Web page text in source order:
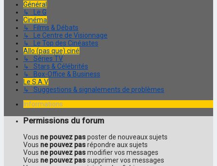
Général
↳ Le G
Cinéma
↳ Films & Débats
↳ Le Centre de Visionnage
↳ Le Top des Cinéastes
Allo (pas que) ciné
↳ Séries TV
↳ Stars & Célébrités
↳ Box-Office & Business
Le S.A.V
↳ Suggestions & signalements de problèmes
Informations
Permissions du forum
Vous ne pouvez pasposter de nouveaux sujets
Vous ne pouvez pasrépondre aux sujets
Vous ne pouvez pasmodifier vos messages
Vous ne pouvez passupprimer vos messages